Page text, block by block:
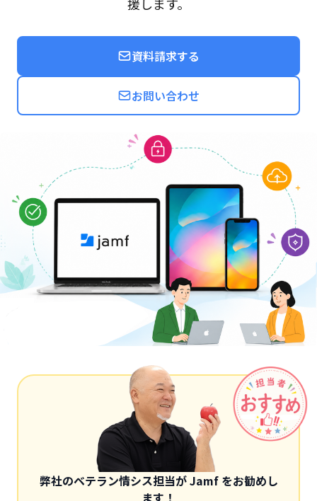
資料請求する
お問い合わせ
弊社のベテラン情シス担当が Jamf をお勧めし
ます！